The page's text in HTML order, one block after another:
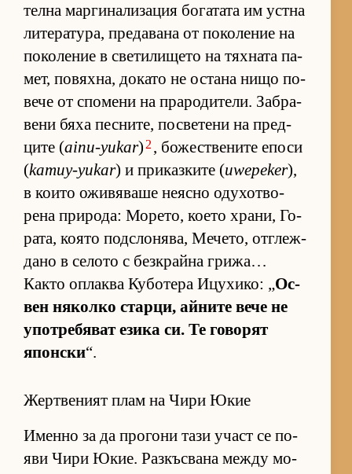
телна мар­ги­на­ли­за­ция бо­га­тата им ус­тна
ли­те­ра­ту­ра, пре­да­вана от по­ко­ле­ние на
по­ко­ле­ние в све­ти­ли­щето на тях­ната па­
мет, по­вях­на, до­като не ос­тана нищо по­
вече от спо­мени на пра­ро­ди­те­ли. Заб­ра­
вени бяха пес­ни­те, пос­ве­тени на пред­
ците (ainu-yukar) 2 , бо­жес­т­ве­ните епоси
(kamuy-yukar) и при­каз­ките (uwepeker),
в ко­ито ожи­вя­ваше не­ясно оду­хот­во­
рена при­ро­да: Мо­ре­то, ко­ето хра­ни, Го­
ра­та, ко­ято под­с­ло­ня­ва, Ме­че­то, от­г­леж­
дано в се­лото с без­к­райна гри­жа…
Както оп­лаква Ку­бо­тера Ицу­хи­ко: „Ос­
вен ня­колко стар­ци, ай­ните вече не
упот­ре­бя­ват езика си. Те го­во­рят
япон­ски“.
Жертвеният плам на Чири Юкие
Именно за да про­гони тази участ се по­
яви Чири Юкие. Раз­къс­вана между мо­